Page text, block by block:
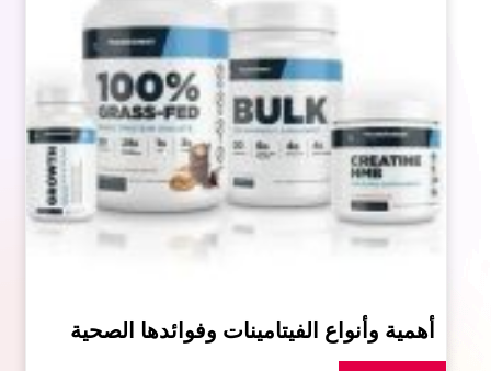
أهمية وأنواع الفيتامينات وفوائدها الصحية